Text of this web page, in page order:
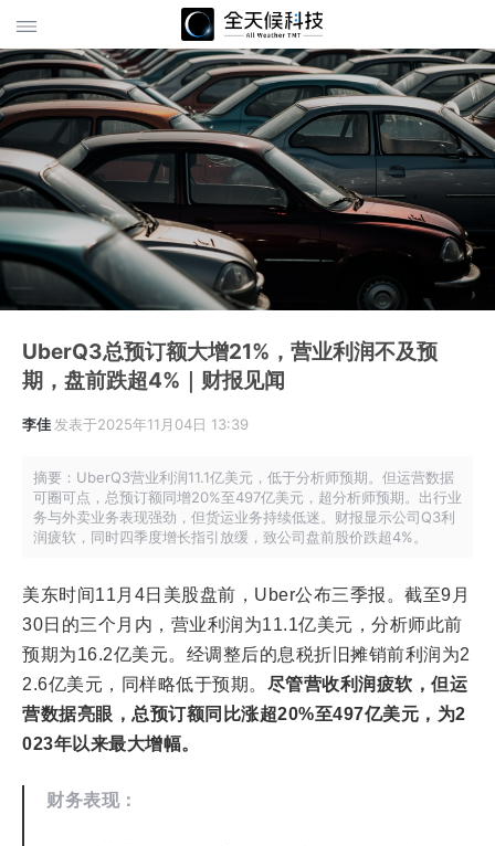
UberQ3总预订额大增21%，营业利润不及预
期，盘前跌超4%｜财报见闻
李佳发表于2025年11月04日 13:39
摘要：UberQ3营业利润11.1亿美元，低于分析师预期。但运营数据
可圈可点，总预订额同增20%至497亿美元，超分析师预期。出行业
务与外卖业务表现强劲，但货运业务持续低迷。财报显示公司Q3利
润疲软，同时四季度增长指引放缓，致公司盘前股价跌超4%。
美东时间11月4日美股盘前，Uber公布三季报。截至9月
30日的三个月内，营业利润为11.1亿美元，分析师此前
预期为16.2亿美元。经调整后的息税折旧摊销前利润为2
2.6亿美元，同样略低于预期。 尽管营收利润疲软，但运
营数据亮眼，总预订额同比涨超20%至497亿美元，为2
023年以来最大增幅。
财务表现：